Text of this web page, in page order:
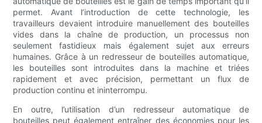
permet. Avant l’introduction de cette technologie, les
travailleurs devaient introduire manuellement des bouteilles
vides dans la chaîne de production, un processus non
seulement fastidieux mais également sujet aux erreurs
humaines. Grâce à un redresseur de bouteilles automatique,
les bouteilles sont introduites dans la machine et triées
rapidement et avec précision, permettant un flux de
production continu et ininterrompu.
En outre, l’utilisation d’un redresseur automatique de
bouteilles peut également entraîner des économies pour les